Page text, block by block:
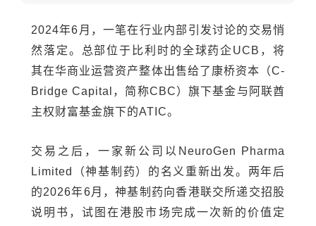
2024年6月，一笔在行业内部引发讨论的交易悄
然落定。总部位于比利时的全球药企UCB，将
其在华商业运营资产整体出售给了康桥资本（C-
Bridge Capital，简称CBC）旗下基金与阿联酋
主权财富基金旗下的ATIC。
交易之后，一家新公司以NeuroGen Pharma
Limited（神基制药）的名义重新出发。两年后
的2026年6月，神基制药向香港联交所递交招股
说明书，试图在港股市场完成一次新的价值定